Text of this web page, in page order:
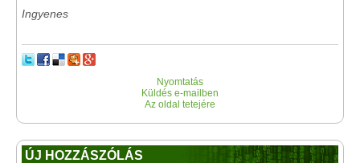
Ingyenes
Nyomtatás
Küldés e-mailben
Az oldal tetejére
ÚJ HOZZÁSZÓLÁS